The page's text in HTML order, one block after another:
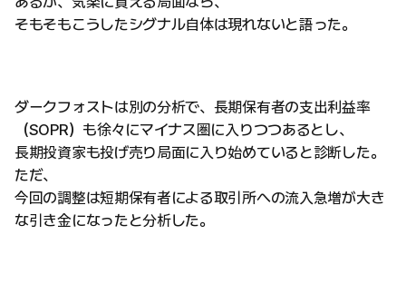
そもそもこうしたシグナル自体は現れないと語った。
ダークフォストは別の分析で、長期保有者の支出利益率
（SOPR）も徐々にマイナス圏に入りつつあるとし、
長期投資家も投げ売り局面に入り始めていると診断した。
ただ、
今回の調整は短期保有者による取引所への流入急増が大き
な引き金になったと分析した。